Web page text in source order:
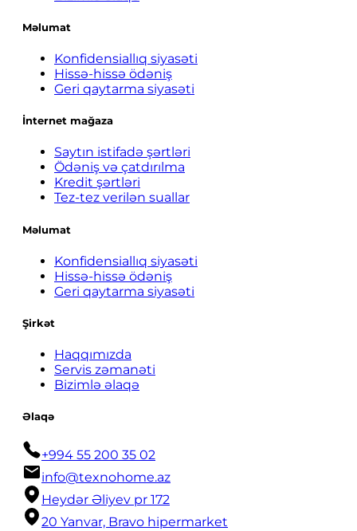
Məlumat
Konfidensiallıq siyasəti
Hissə-hissə ödəniş
Geri qaytarma siyasəti
İnternet mağaza
Saytın istifadə şərtləri
Ödəniş və çatdırılma
Kredit şərtləri
Tez-tez verilən suallar
Məlumat
Konfidensiallıq siyasəti
Hissə-hissə ödəniş
Geri qaytarma siyasəti
Şirkət
Haqqımızda
Servis zəmanəti
Bizimlə əlaqə
Əlaqə
+994 55 200 35 02
info@texnohome.az
Heydər Əliyev pr 172
20 Yanvar, Bravo hipermarket